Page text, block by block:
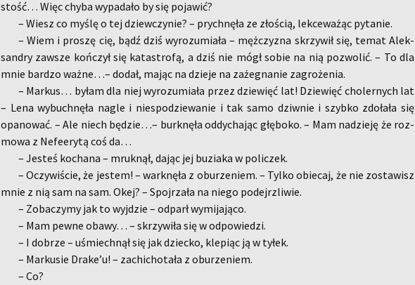
stość… Więc chyba wy­pa­da­ło by się po­ja­wić?
– Wiesz co myślę o tej dziew­czy­nie? – prych­nę­ła ze zło­ścią, lek­ce­wa­żąc py­ta­nie.
– Wiem i pro­szę cię, bądź dziś wy­ro­zu­mia­ła – męż­czy­zna skrzy­wił się, temat Alek­
san­dry za­wsze koń­czył się ka­ta­stro­fą, a dziś nie mógł sobie na nią po­zwo­lić. – To dla
mnie bar­dzo ważne…– dodał, mając na dzie­je na za­że­gna­nie za­gro­że­nia.
– Mar­kus… byłam dla niej wy­ro­zu­mia­ła przez dzie­więć lat! Dzie­więć cho­ler­nych lat
– Lena wy­buch­nę­ła nagle i nie­spo­dzie­wa­nie i tak samo dziw­nie i szyb­ko zdo­ła­ła się
opa­no­wać. – Ale niech bę­dzie…– burk­nę­ła od­dy­cha­jąc głę­bo­ko. – Mam na­dzie­ję że roz­
mo­wa z Ne­fe­ery­tą coś da…
– Je­steś ko­cha­na – mruk­nął, dając jej bu­zia­ka w po­li­czek.
– Oczy­wi­ście, że je­stem! – wark­nę­ła z obu­rze­niem. – Tylko obie­caj, że nie zo­sta­wisz
mnie z nią sam na sam. Okej? – Spoj­rza­ła na niego po­dejrz­li­wie.
– Zo­ba­czy­my jak to wyj­dzie – od­parł wy­mi­ja­ją­co.
– Mam pewne obawy… – skrzy­wi­ła się w od­po­wie­dzi.
– I do­brze – uśmiech­nął się jak dziec­ko, kle­piąc ją w tyłek.
– Mar­ku­sie Drake’u! – za­chi­cho­ta­ła z obu­rze­niem.
– Co?